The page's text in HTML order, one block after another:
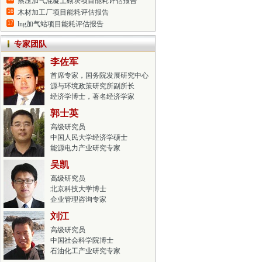
16 木材加工厂项目能耗评估报告
17 lng加气站项目能耗评估报告
专家团队
李佐军
首席专家，国务院发展研究中心资
源与环境政策研究所副所长
经济学博士，著名经济学家
郭士英
高级研究员
中国人民大学经济学硕士
能源电力产业研究专家
吴凯
高级研究员
北京科技大学博士
企业管理咨询专家
刘江
高级研究员
中国社会科学院博士
石油化工产业研究专家